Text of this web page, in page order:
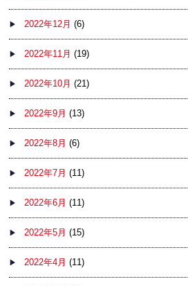
2022年12月 (6)
2022年11月 (19)
2022年10月 (21)
2022年9月 (13)
2022年8月 (6)
2022年7月 (11)
2022年6月 (11)
2022年5月 (15)
2022年4月 (11)